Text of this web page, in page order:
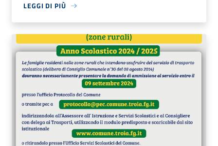
LEGGI DI PIÙ